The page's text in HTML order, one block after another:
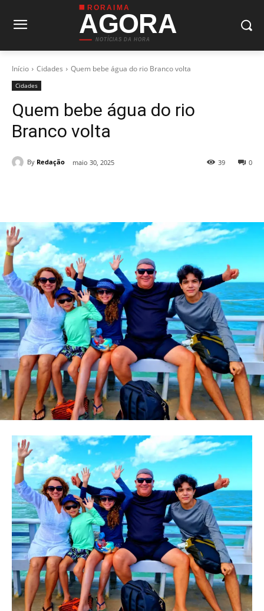
RORAIMA
AGORA
NOTÍCIAS DA HORA
Início Cidades Quem bebe água do rio Branco volta
Cidades
Quem bebe água do rio
Branco volta
By Redação maio 30, 2025 0
39